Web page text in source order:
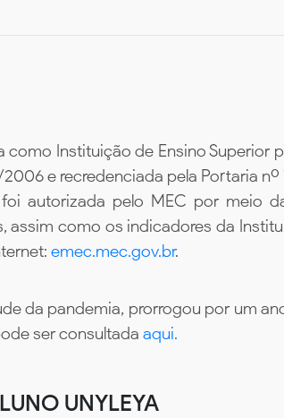
como Instituição de Ensino Superior
e recredenciada pela Portaria nº
foi autorizada pelo MEC por meio
assim como os indicadores da
emec.mec.gov.br.
da pandemia, prorrogou por um
ser consultada aqui.
UNYLEYA